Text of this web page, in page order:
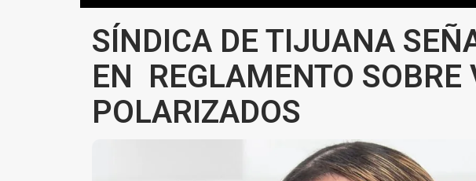
SÍNDICA DE TIJUANA
EN REGLAMENTO SOBRE
POLARIZADOS